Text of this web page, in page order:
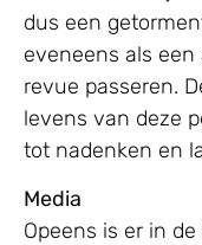
dus een
eveneens als
revue passeren.
levens van deze
tot nadenken en
Media
Opeens is er in